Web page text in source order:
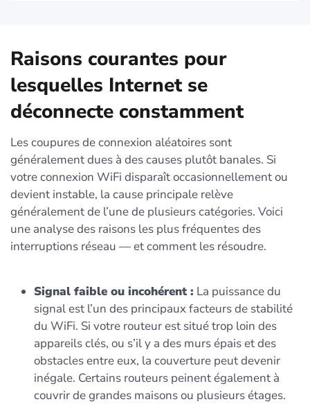
Raisons courantes pour
lesquelles Internet se
déconnecte constamment
Les coupures de connexion aléatoires sont
généralement dues à des causes plutôt banales. Si
votre connexion WiFi disparaît occasionnellement ou
devient instable, la cause principale relève
généralement de l’une de plusieurs catégories. Voici
une analyse des raisons les plus fréquentes des
interruptions réseau — et comment les résoudre.
Signal faible ou incohérent : La puissance du
signal est l’un des principaux facteurs de stabilité
du WiFi. Si votre routeur est situé trop loin des
appareils clés, ou s’il y a des murs épais et des
obstacles entre eux, la couverture peut devenir
inégale. Certains routeurs peinent également à
couvrir de grandes maisons ou plusieurs étages.